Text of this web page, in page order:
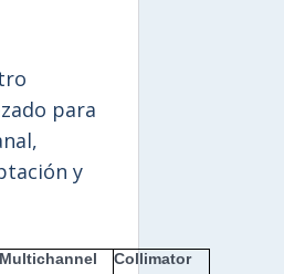
para
y
Multichannel Collimator